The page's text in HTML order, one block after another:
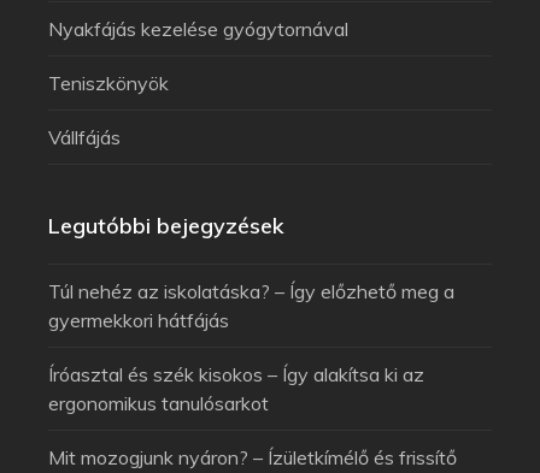
Nyakfájás kezelése gyógytornával
Teniszkönyök
Vállfájás
Legutóbbi bejegyzések
Túl nehéz az iskolatáska? – Így előzhető meg a
gyermekkori hátfájás
Íróasztal és szék kisokos – Így alakítsa ki az
ergonomikus tanulósarkot
Mit mozogjunk nyáron? – Ízületkímélő és frissítő